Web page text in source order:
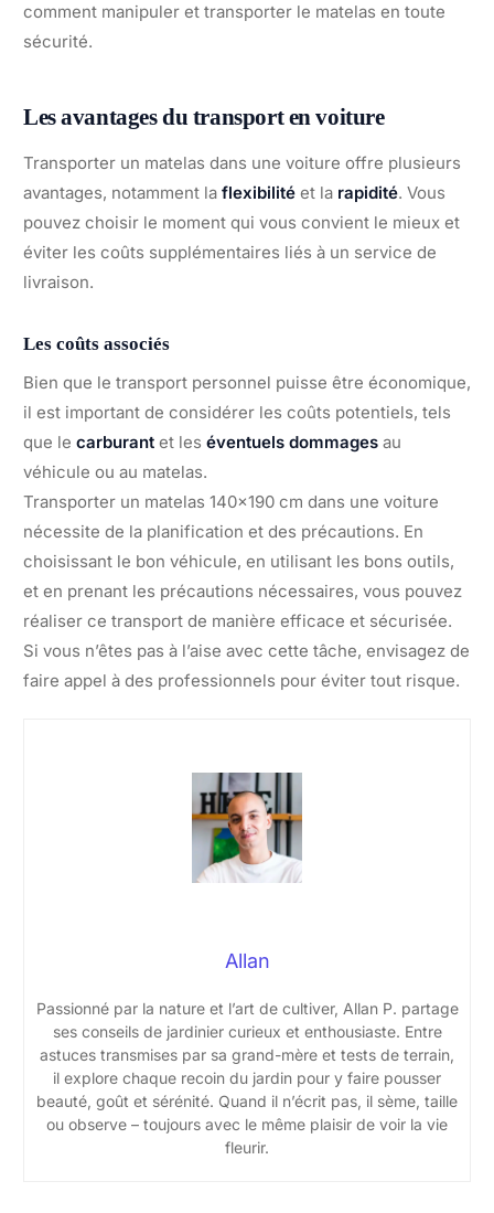
comment manipuler et transporter le matelas en toute
sécurité.
Les avantages du transport en voiture
Transporter un matelas dans une voiture offre plusieurs
avantages, notamment la flexibilité et la rapidité. Vous
pouvez choisir le moment qui vous convient le mieux et
éviter les coûts supplémentaires liés à un service de
livraison.
Les coûts associés
Bien que le transport personnel puisse être économique,
il est important de considérer les coûts potentiels, tels
que le carburant et les éventuels dommages au
véhicule ou au matelas.
Transporter un matelas 140×190 cm dans une voiture
nécessite de la planification et des précautions. En
choisissant le bon véhicule, en utilisant les bons outils,
et en prenant les précautions nécessaires, vous pouvez
réaliser ce transport de manière efficace et sécurisée.
Si vous n’êtes pas à l’aise avec cette tâche, envisagez de
faire appel à des professionnels pour éviter tout risque.
Allan
Passionné par la nature et l’art de cultiver, Allan P. partage
ses conseils de jardinier curieux et enthousiaste. Entre
astuces transmises par sa grand-mère et tests de terrain,
il explore chaque recoin du jardin pour y faire pousser
beauté, goût et sérénité. Quand il n’écrit pas, il sème, taille
ou observe – toujours avec le même plaisir de voir la vie
fleurir.